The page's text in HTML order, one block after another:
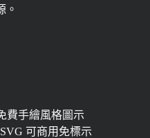
。
費手繪風格圖示
可商用免標示